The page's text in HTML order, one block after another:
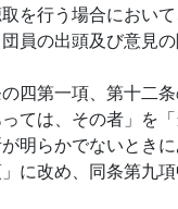
を行う場合におい
員の出頭及び意見
四第一項、第十二条
ては、その者」を
明らかでないとき
に改め、同条第九